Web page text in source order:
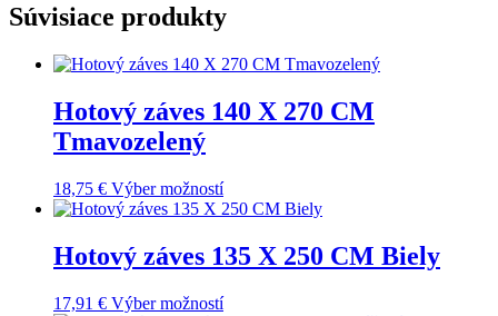
Súvisiace produkty
Hotový záves 140 X 270 CM
Tmavozelený
18,75 € Výber možností
Hotový záves 135 X 250 CM Biely
17,91 € Výber možností